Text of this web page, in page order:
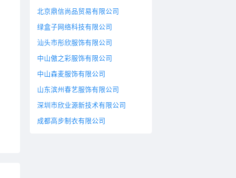
北京鼎信尚品贸易有限公司
绿盒子网络科技有限公司
汕头市彤欣服饰有限公司
中山傲之彩服饰有限公司
中山森麦服饰有限公司
山东滨州春艺服饰有限公司
深圳市欣业源新技术有限公司
成都高步制衣有限公司